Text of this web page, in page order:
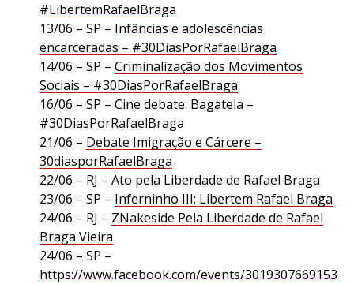
#LibertemRafaelBraga
13/06 – SP – Infâncias e adolescências
encarceradas – #30DiasPorRafaelBraga
14/06 – SP – Criminalização dos Movimentos
Sociais – #30DiasPorRafaelBraga
16/06 – SP – Cine debate: Bagatela –
#30DiasPorRafaelBraga
21/06 – Debate Imigração e Cárcere –
30diasporRafaelBraga
22/06 – RJ – Ato pela Liberdade de Rafael Braga
23/06 – SP – Inferninho III: Libertem Rafael Braga
24/06 – RJ – ZNakeside Pela Liberdade de Rafael
Braga Vieira
24/06 – SP –
https://www.facebook.com/events/3019307669153